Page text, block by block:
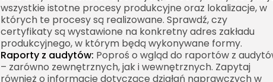
wszystkie istotne procesy produkcyjne oraz lokalizacje, w
których te procesy są realizowane. Sprawdź, czy
certyfikaty są wystawione na konkretny adres zakładu
produkcyjnego, w którym będą wykonywane formy.
Raporty z audytów: Poproś o wgląd do raportów z
– zarówno zewnętrznych, jak i wewnętrznych. Zapytaj
również o informacje dotyczące działań naprawczych w